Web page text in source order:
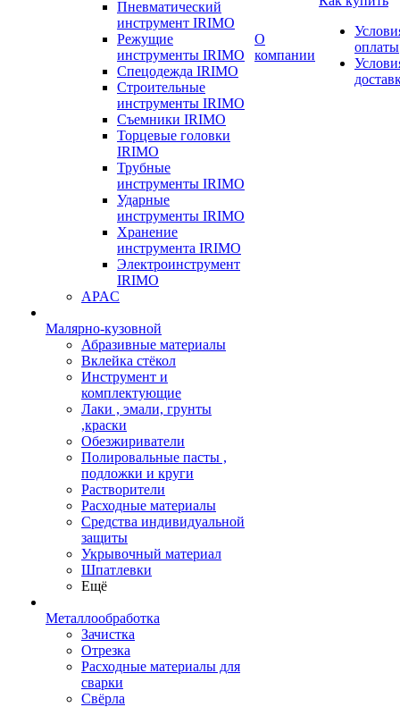
Пневматический
инструмент IRIMO
Режущие
инструменты IRIMO
Спецодежда IRIMO
Строительные
инструменты IRIMO
Съемники IRIMO
Торцевые головки
IRIMO
Трубные
инструменты IRIMO
Ударные
инструменты IRIMO
Хранение
инструмента IRIMO
Электроинструмент
IRIMO
APAC
Малярно-кузовной
Абразивные материалы
Вклейка стёкол
Инструмент и
комплектующие
Лаки , эмали, грунты
,краски
Обезжириватели
Полировальные пасты ,
подложки и круги
Растворители
Расходные материалы
Средства индивидуальной
защиты
Укрывочный материал
Шпатлевки
Ещё
Металлообработка
Зачистка
Отрезка
Расходные материалы для
сварки
Свёрла
О
компании
оплаты